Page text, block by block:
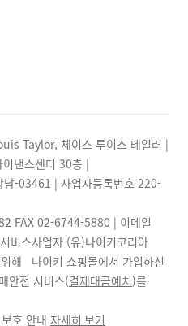
Taylor, 체이스 루이스 테일러 |
낸스센터 30층 |
-03461 | 사업자등록번호 220-
FAX 02-6744-5880 | 이메일
스사업자 (유)나이키코리아
해 나이키 쇼핑몰에서 가입하신
안전 서비스(결제대금예치)를
호 안내 자세히 보기